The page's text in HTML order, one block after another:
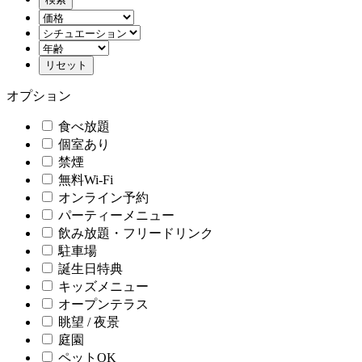
オプション
食べ放題
個室あり
禁煙
無料Wi-Fi
オンライン予約
パーティーメニュー
飲み放題・フリードリンク
駐車場
誕生日特典
キッズメニュー
オープンテラス
眺望 / 夜景
庭園
ペットOK